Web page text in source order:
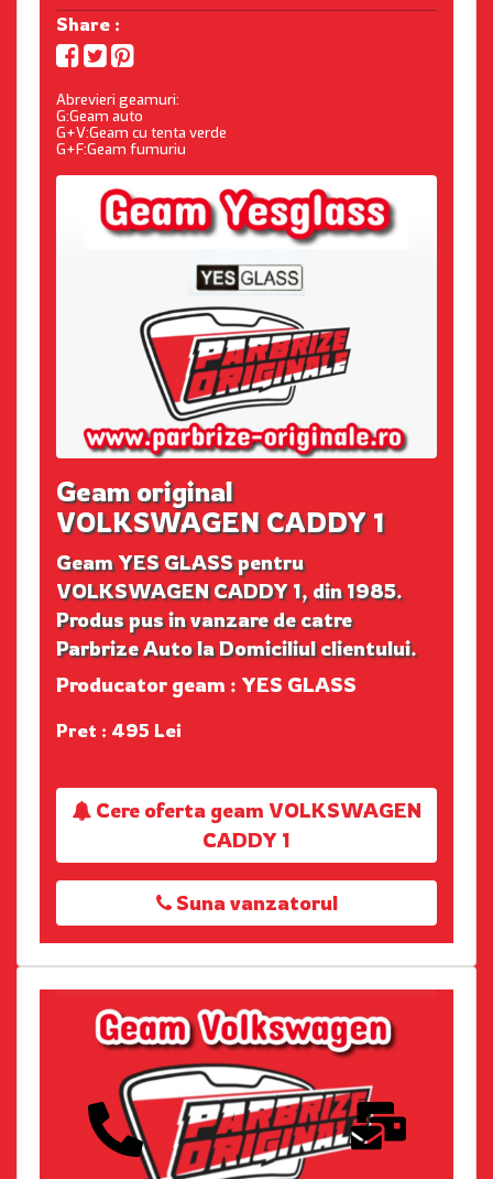
Share :
Abrevieri geamuri:
G:Geam auto
G+V:Geam cu tenta verde
G+F:Geam fumuriu
Geam original
VOLKSWAGEN CADDY 1
Geam YES GLASS pentru
VOLKSWAGEN CADDY 1, din 1985.
Produs pus in vanzare de catre
Parbrize Auto la Domiciliul clientului.
Producator geam : YES GLASS
Pret : 495 Lei
Cere oferta geam VOLKSWAGEN
CADDY 1
Suna vanzatorul